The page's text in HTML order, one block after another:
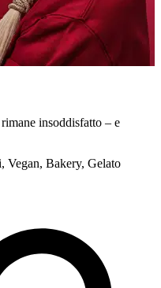
insoddisfatto – e
Vegan, Bakery, Gelato